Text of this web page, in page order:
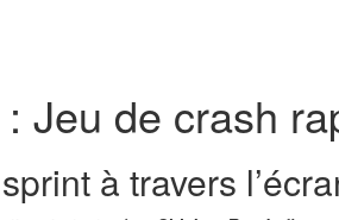
Jeu de crash
à travers